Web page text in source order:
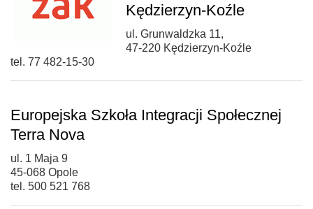
Kędzierzyn-Koźle
ul. Grunwaldzka 11,
47-220 Kędzierzyn-Koźle
tel. 77 482-15-30
Europejska Szkoła Integracji Społecznej
Terra Nova
ul. 1 Maja 9
45-068 Opole
tel. 500 521 768